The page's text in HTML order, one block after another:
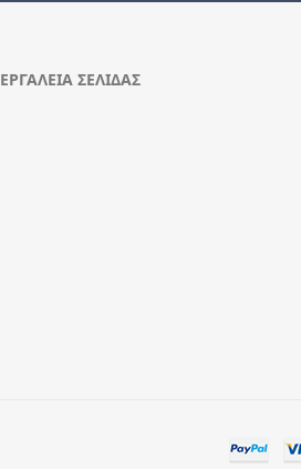
ΕΡΓΑΛΕΊΑ ΣΕΛΊΔΑΣ